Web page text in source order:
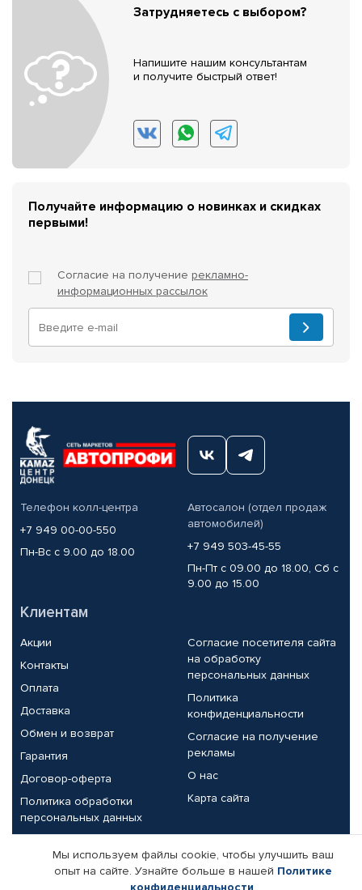
Затрудняетесь с выбором?
Напишите нашим консультантам
и получите быстрый ответ!
Получайте информацию о новинках и скидках
первыми!
Согласие на получение рекламно-
информационных рассылок
Телефон колл-центра
+7 949 00-00-550
Пн-Вс с 9.00 до 18.00
Автосалон (отдел продаж
автомобилей)
+7 949 503-45-55
Пн-Пт с 09.00 до 18.00, Сб с
9.00 до 15.00
Клиентам
Акции
Контакты
Оплата
Доставка
Обмен и возврат
Гарантия
Договор-оферта
Политика обработки
персональных данных
Согласие посетителя сайта
на обработку
персональных данных
Политика
конфиденциальности
Согласие на получение
рекламы
О нас
Карта сайта
Партнерам
Корпоративным клиентам Реквизиты компании
Мы используем файлы cookie, чтобы улучшить ваш
опыт на сайте. Узнайте больше в нашей Политике
конфиденциальности